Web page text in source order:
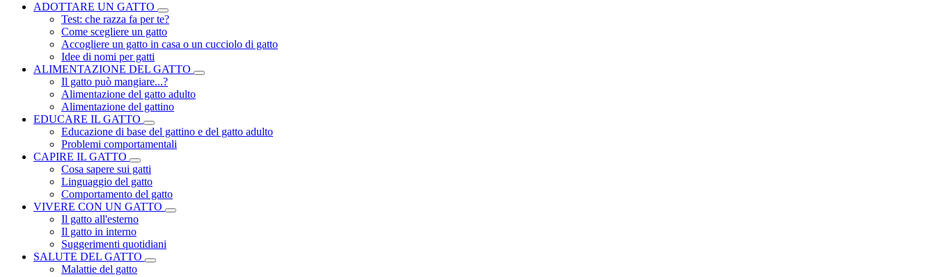
ADOTTARE UN GATTO
Test: che razza fa per te?
Come scegliere un gatto
Accogliere un gatto in casa o un cucciolo di gatto
Idee di nomi per gatti
ALIMENTAZIONE DEL GATTO
Il gatto può mangiare...?
Alimentazione del gatto adulto
Alimentazione del gattino
EDUCARE IL GATTO
Educazione di base del gattino e del gatto adulto
Problemi comportamentali
CAPIRE IL GATTO
Cosa sapere sui gatti
Linguaggio del gatto
Comportamento del gatto
VIVERE CON UN GATTO
Il gatto all'esterno
Il gatto in interno
Suggerimenti quotidiani
SALUTE DEL GATTO
Malattie del gatto